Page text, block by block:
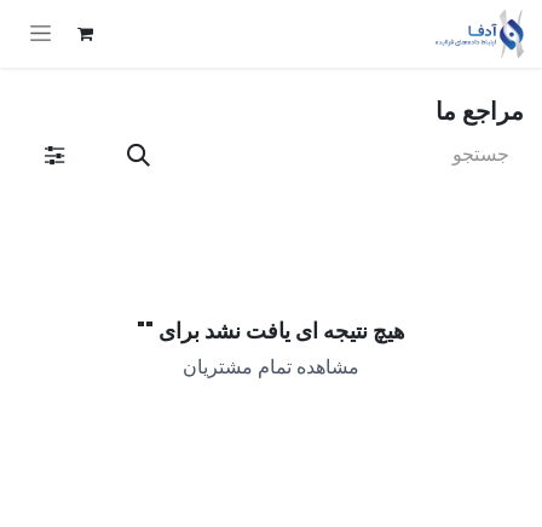
Skip to Content
مراجع ما
هیچ نتیجه ای یافت نشد برای ""
مشاهده تمام مشتریان